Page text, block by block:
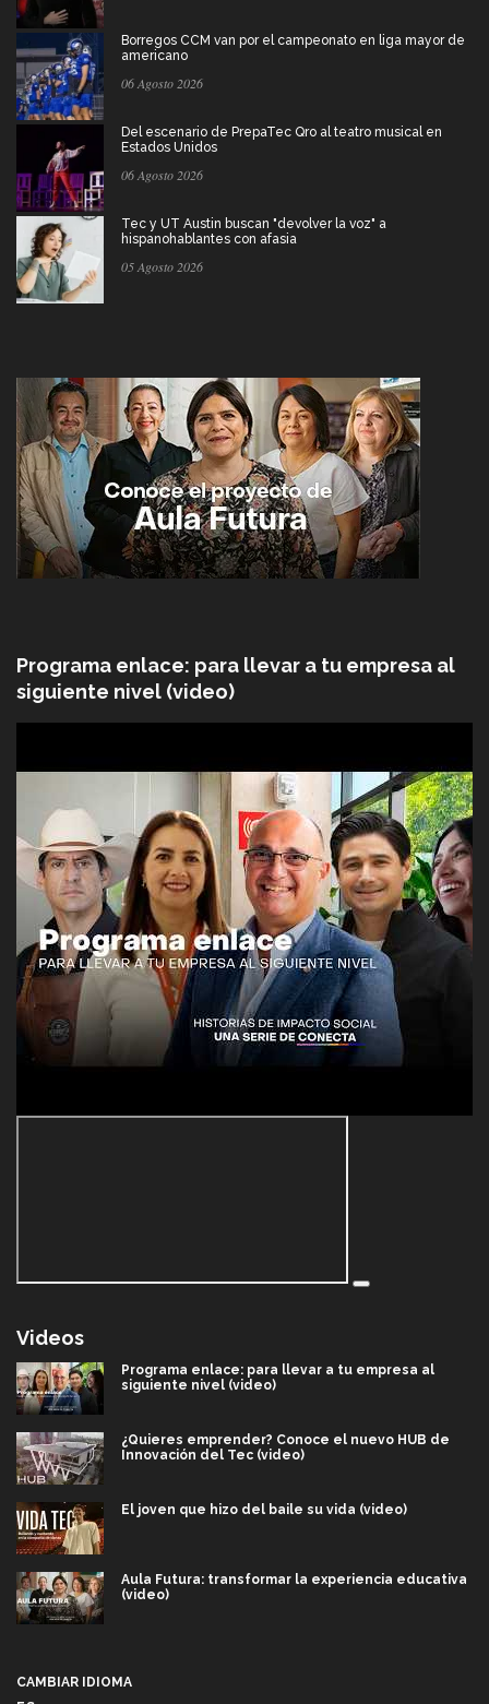
Borregos CCM van por el campeonato en liga mayor de
americano
06 Agosto 2026
Del escenario de PrepaTec Qro al teatro musical en
Estados Unidos
06 Agosto 2026
Tec y UT Austin buscan "devolver la voz" a
hispanohablantes con afasia
05 Agosto 2026
Programa enlace: para llevar a tu empresa al
siguiente nivel (video)
Videos
Programa enlace: para llevar a tu empresa al
siguiente nivel (video)
¿Quieres emprender? Conoce el nuevo HUB de
Innovación del Tec (video)
El joven que hizo del baile su vida (video)
Aula Futura: transformar la experiencia educativa
(video)
CAMBIAR IDIOMA